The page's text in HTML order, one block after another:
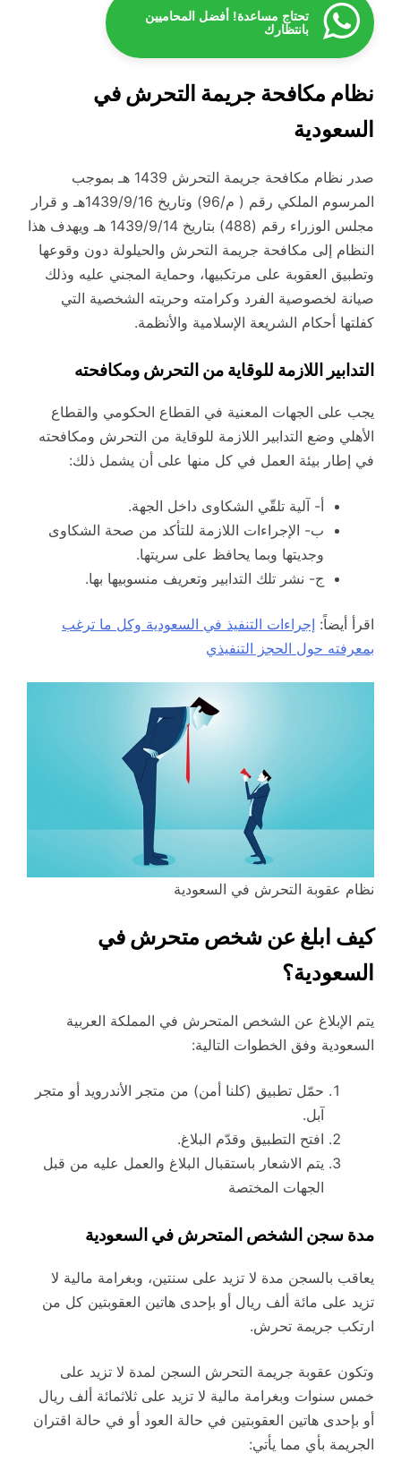
تحتاج مساعدة! أفضل المحاميين
بانتظارك
نظام مكافحة جريمة التحرش في
السعودية
صدر نظام مكافحة جريمة التحرش 1439 هـ بموجب
المرسوم الملكي رقم ( م/96) وتاريخ 1439/9/16هـ و قرار
مجلس الوزراء رقم (488) بتاريخ 1439/9/14 هـ ويهدف هذا
النظام إلى مكافحة جريمة التحرش والحيلولة دون وقوعها
وتطبيق العقوبة على مرتكبيها، وحماية المجني عليه وذلك
صيانة لخصوصية الفرد وكرامته وحريته الشخصية التي
كفلتها أحكام الشريعة الإسلامية والأنظمة.
التدابير اللازمة للوقاية من التحرش ومكافحته
يجب على الجهات المعنية في القطاع الحكومي والقطاع
الأهلي وضع التدابير اللازمة للوقاية من التحرش ومكافحته
في إطار بيئة العمل في كل منها على أن يشمل ذلك:
أ- آلية تلقّي الشكاوى داخل الجهة.
ب- الإجراءات اللازمة للتأكد من صحة الشكاوى
وجديتها وبما يحافظ على سريتها.
ج- نشر تلك التدابير وتعريف منسوبيها بها.
اقرأ أيضاً: إجراءات التنفيذ في السعودية وكل ما ترغب
بمعرفته حول الحجز التنفيذي
نظام عقوبة التحرش في السعودية
كيف ابلغ عن شخص متحرش في
السعودية؟
يتم الإبلاغ عن الشخص المتحرش في المملكة العربية
السعودية وفق الخطوات التالية:
حمّل تطبيق (كلنا أمن) من متجر الأندرويد أو متجر
آبل.
افتح التطبيق وقدّم البلاغ.
يتم الاشعار باستقبال البلاغ والعمل عليه من قبل
الجهات المختصة
مدة سجن الشخص المتحرش في السعودية
يعاقب بالسجن مدة لا تزيد على سنتين، وبغرامة مالية لا
تزيد على مائة ألف ريال أو بإحدى هاتين العقوبتين كل من
ارتكب جريمة تحرش.
وتكون عقوبة جريمة التحرش السجن لمدة لا تزيد على
خمس سنوات وبغرامة مالية لا تزيد على ثلاثمائة ألف ريال
أو بإحدى هاتين العقوبتين في حالة العود أو في حالة اقتران
الجريمة بأي مما يأتي: